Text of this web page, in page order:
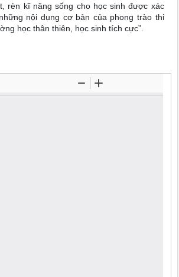
rèn kĩ năng sống cho học sinh được xác
nội dung cơ bản của phong trào thi
học thân thiên, học sinh tích cực”.